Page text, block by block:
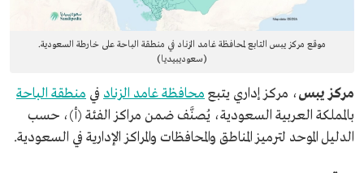
موقع مركز يبس التابع لمحافظة غامد الزناد في منطقة الباحة على خارطة السعودية.
(سعوديبيديا)
مركز يبس، مركز إداري يتبع محافظة غامد الزناد في منطقة الباحة
بالمملكة العربية السعودية، يُصنَّف ضمن مراكز الفئة (أ)، حسب
الدليل الموحد لترميز المناطق والمحافظات والمراكز الإدارية في السعودية.